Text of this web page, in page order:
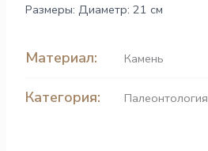
Размеры: Диаметр: 21 см
Материал: Камень
Категория: Палеонтология